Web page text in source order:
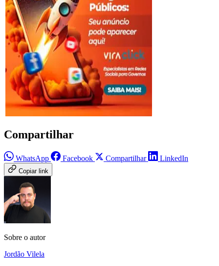
Compartilhar
WhatsApp Facebook Compartilhar LinkedIn
Copiar link
Sobre o autor
Jordão Vilela